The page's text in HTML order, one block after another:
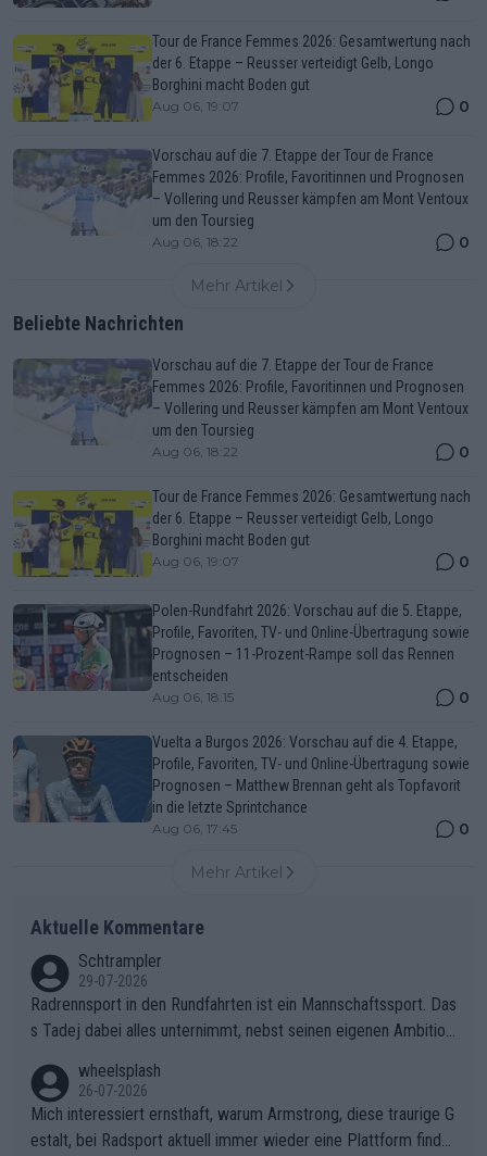
Tour de France Femmes 2026: Gesamtwertung nach
der 6. Etappe – Reusser verteidigt Gelb, Longo
Borghini macht Boden gut
Aug 06, 19:07 0
Vorschau auf die 7. Etappe der Tour de France
Femmes 2026: Profile, Favoritinnen und Prognosen
– Vollering und Reusser kämpfen am Mont Ventoux
um den Toursieg
Aug 06, 18:22 0
Mehr Artikel
Beliebte Nachrichten
Vorschau auf die 7. Etappe der Tour de France
Femmes 2026: Profile, Favoritinnen und Prognosen
– Vollering und Reusser kämpfen am Mont Ventoux
um den Toursieg
Aug 06, 18:22 0
Tour de France Femmes 2026: Gesamtwertung nach
der 6. Etappe – Reusser verteidigt Gelb, Longo
Borghini macht Boden gut
Aug 06, 19:07 0
Polen-Rundfahrt 2026: Vorschau auf die 5. Etappe,
Profile, Favoriten, TV- und Online-Übertragung sowie
Prognosen – 11-Prozent-Rampe soll das Rennen
entscheiden
Aug 06, 18:15 0
Vuelta a Burgos 2026: Vorschau auf die 4. Etappe,
Profile, Favoriten, TV- und Online-Übertragung sowie
Prognosen – Matthew Brennan geht als Topfavorit
in die letzte Sprintchance
Aug 06, 17:45 0
Mehr Artikel
Aktuelle Kommentare
Schtrampler
29-07-2026
Radrennsport in den Rundfahrten ist ein Mannschaftssport. Das
s Tadej dabei alles unternimmt, nebst seinen eigenen Ambition
ganze Team auch mental stark zu machen und konkret am Erf
olg teilzuhaben, ist ihm ganz hoch anzurechnen. Das ist ein Zei
chen weit über den Radsport hinaus.
wheelsplash
26-07-2026
Mich interessiert ernsthaft, warum Armstrong, diese traurige G
estalt, bei Radsport aktuell immer wieder eine Plattform finde